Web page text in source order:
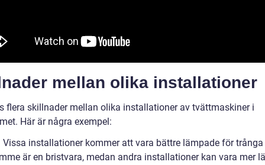
mellan olika installationer
flera skillnader mellan olika installationer av tvättmaskiner i
Här är några exempel:
Vissa installationer kommer att vara bättre lämpade för
är en bristvara, medan andra installationer kan vara mer